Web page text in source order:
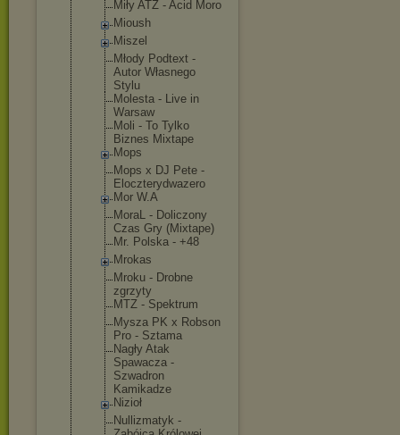
Miły ATZ - Acid Moro
Mioush
Miszel
Młody Podtext -
Autor Własnego
Stylu
Molesta - Live in
Warsaw
Moli - To Tylko
Biznes Mixtape
Mops
Mops x DJ Pete -
Eloczterydwazero
Mor W.A
MoraL - Doliczony
Czas Gry (Mixtape)
Mr. Polska - +48
Mrokas
Mroku - Drobne
zgrzyty
MTZ - Spektrum
Mysza PK x Robson
Pro - Sztama
Nagły Atak
Spawacza -
Szwadron
Kamikadze
Nizioł
Nullizmatyk -